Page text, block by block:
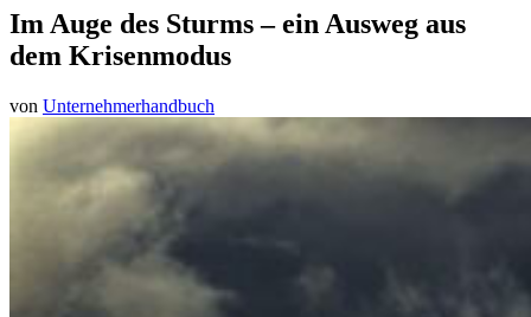
Im Auge des Sturms – ein Ausweg aus
dem Krisenmodus
von Unternehmerhandbuch